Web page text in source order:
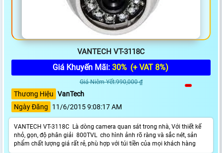
VANTECH VT-3118C
Giá Khuyến Mãi: 30% (+ VAT 8%)
Giá Niêm Yết:990,000 ₫
Thương Hiệu VanTech
Ngày Đăng
11/6/2015 9:08:17 AM
VANTECH VT-3118C Là dòng camera quan sát trong nhà, Với thiết kế
nhỏ, gọn, độ phân giải 800TVL cho hình ảnh rõ ràng và sắc nét, sản
phẩm chất lượng giá rất rẻ, phù hợp với túi tiền của mọi khách hàng